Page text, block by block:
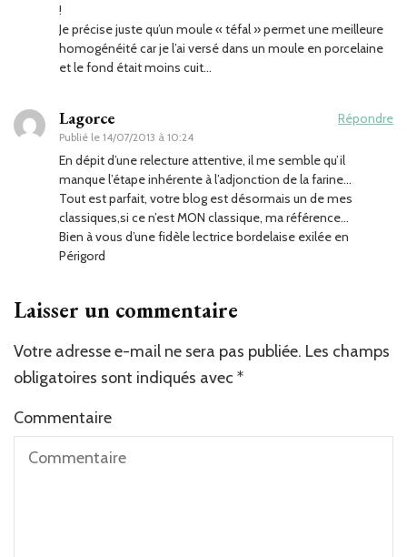
!
Je précise juste qu’un moule « téfal » permet une meilleure
homogénéité car je l’ai versé dans un moule en porcelaine
et le fond était moins cuit…
Lagorce
Publié le 14/07/2013 à 10:24
Répondre
En dépit d’une relecture attentive, il me semble qu’il
manque l’étape inhérente à l’adjonction de la farine…
Tout est parfait, votre blog est désormais un de mes
classiques,si ce n’est MON classique, ma référence…
Bien à vous d’une fidèle lectrice bordelaise exilée en
Périgord
Laisser un commentaire
Votre adresse e-mail ne sera pas publiée. Les champs
obligatoires sont indiqués avec *
Commentaire